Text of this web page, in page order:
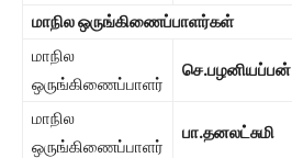
மாநில ஒருங்கிணைப்பாளர்கள்
மாநில
ஒருங்கிணைப்பாளர்
செ.பழனியப்பன்
மாநில
ஒருங்கிணைப்பாளர்
பா.தனலட்சுமி